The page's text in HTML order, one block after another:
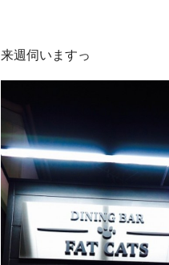
来週伺いますっ